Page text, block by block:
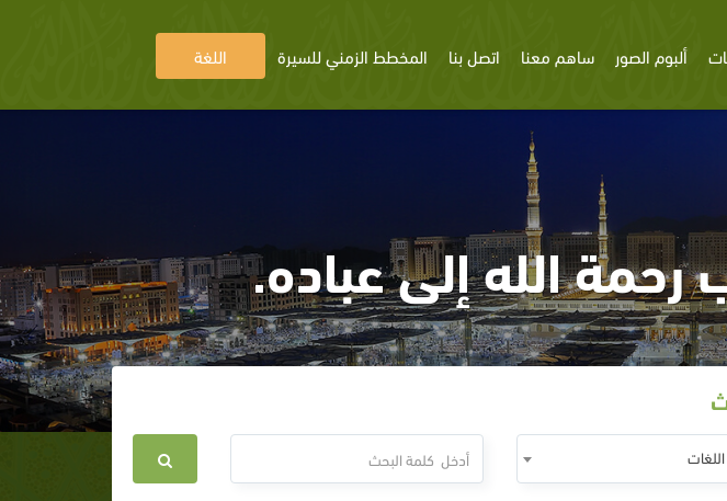
ألبوم الصور ساهم معنا اتصل بنا المخطط الزمني للسيرة اللغة
الله إلى عباده.